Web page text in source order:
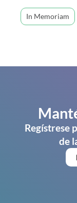
In Memoriam
Regístrese
de